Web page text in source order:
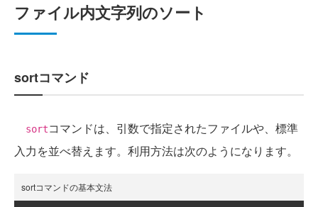
ファイル内文字列のソート
sortコマンド
sortコマンドは、引数で指定されたファイルや、標準
入力を並べ替えます。利用方法は次のようになります。
sortコマンドの基本文法